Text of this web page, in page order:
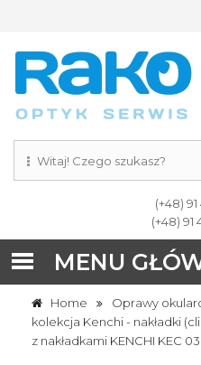
(+48) 91
(+48) 91
MENU
Home
Oprawy
kolekcja Kenchi - nakładki
z nakładkami KENCHI KEC